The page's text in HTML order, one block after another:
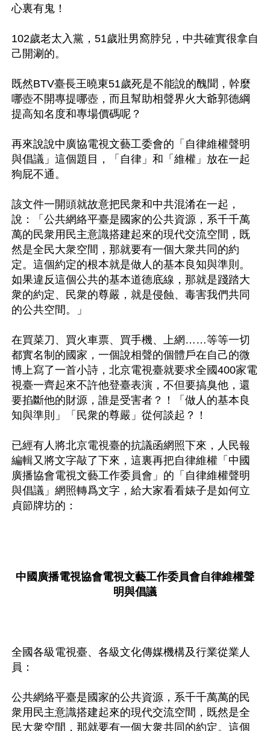
心裏有鬼！
102歲老太入黨，51歲壯男窩脖兒，中共確實很拿自
己開涮的。
既然BTV臺長王曉東51歲死是不能說的醜聞，幹麼
哪壺不開專提哪壺，而且幫助相聲界火大爺郭德綱
提高知名度和專場價碼呢？
再來說說中廣協電視文藝工委會的「自律維權聲明
與倡議」這個題目，「自律」和「維權」放在一起
狗屁不通。
該文件一開頭就故意把民衆和中共混淆在一起，
說：「公共網絡平臺是國家的公共資源，系千千萬
萬的民衆用民主意識搭建起來的現代交流空間，既
然是全民大衆空間，那就要有一個大衆共同的約
定。這個約定的根本就是做人的基本良知與準則。
如果違反這個公共的基本道德底線，那就是踐踏大
衆的約定、民衆的尊嚴，就是侵蝕、毒害我們共同
的公共空間。」
在買菜刀、買火車票、買手機、上網……等等一切
都實名制的國家，一個說相聲的個體戶在自己的微
博上寫了一首小詩，北京電視臺就要求全國400家電
視臺一齊起來不許他登臺表演，不但要搞臭他，還
要掐斷他的財源，誰是受害者？！「做人的基本良
知與準則」「民衆的尊嚴」從何談起？！
已經有人將北京電視臺的抗議函網照下來，人民報
編輯又將文字敲了下來，這裏再把自律維權「中國
廣播協會電視文藝工作委員會」的「自律維權聲明
與倡議」網照轉爲文字，給大家看看婊子是如何立
貞節牌坊的：
中國廣播電視協會電視文藝工作委員會自律維權聲
明與倡議
全國各級電視臺、各級文化傳媒機構及行業從業人
員：
公共網絡平臺是國家的公共資源，系千千萬萬的民
衆用民主意識搭建起來的現代交流空間，既然是全
民大衆空間，那就要有一個大衆共同的約定。這個